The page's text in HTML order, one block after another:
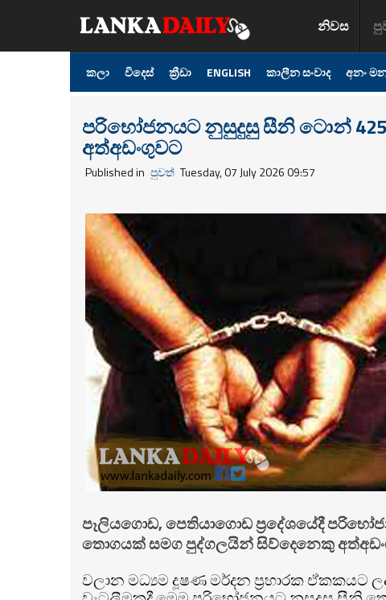
නිවස
කලා විදෙස් ක්‍රීඩා ENGLISH කාලීන සංවාද අනං
පරිභෝජනයට නුසුදුසු සීනි ටොන්
අත්අඩංගුවට
Published in පුවත් Tuesday, 07 July 2026 09:57
පෑලියගොඩ, පෙතියාගොඩ ප්‍රදේශයේදී
තොගයක් සමග පුද්ගලයින් සිව්දෙනෙකු
වලාන මධ්‍යම දූෂණ මර්දන ප්‍රහාරක ඒකකයට